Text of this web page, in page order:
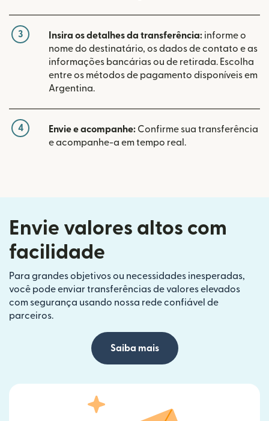
3 Insira os detalhes da transferência: informe o
nome do destinatário, os dados de contato e as
informações bancárias ou de retirada. Escolha
entre os métodos de pagamento disponíveis em
Argentina.
4 Envie e acompanhe: Confirme sua transferência
e acompanhe-a em tempo real.
Envie valores altos com
facilidade
Para grandes objetivos ou necessidades inesperadas,
você pode enviar transferências de valores elevados
com segurança usando nossa rede confiável de
parceiros.
Saiba mais